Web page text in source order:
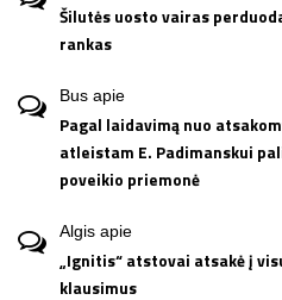
Šilutės uosto vairas
rankas
Bus apie
Pagal laidavimą nuo
atleistam E. Padimanskui
poveikio priemonė
Algis apie
„Ignitis“ atstovai atsakė į
klausimus